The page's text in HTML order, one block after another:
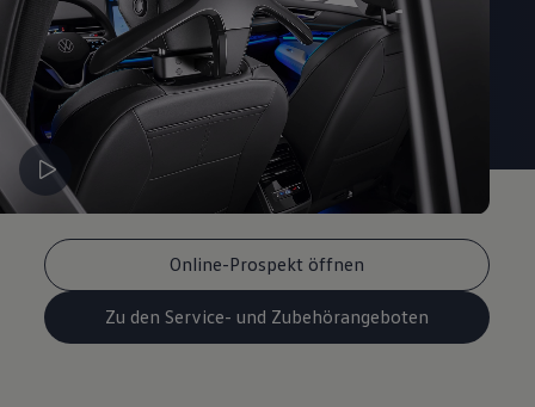
Online-Prospekt öffnen
Zu den Service- und Zubehörangeboten